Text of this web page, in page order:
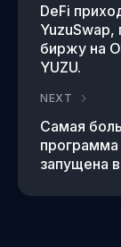
DeFi
биржу на
YUZU.
NEXT
Самая
запущена